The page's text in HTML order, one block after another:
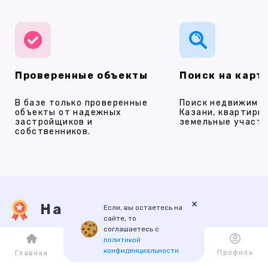
Проверенные объекты
В базе только проверенные
объекты от надежных
застройщиков и
собственников.
Поиск на
Поиск
Казани,
земельные
Наши услуги
ПРОДАЖА АРЕНДА НОВОСТРОЙКИ ИПОТЕКА
Если, вы остаетесь на
сайте, то
соглашаетесь с
политикой
конфиденциальности
×
Главная Каталог Избранное Профиль